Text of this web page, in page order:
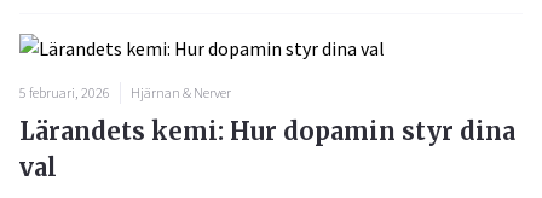
5 februari, 2026 Hjärnan & Nerver
Lärandets kemi: Hur dopamin styr dina
val